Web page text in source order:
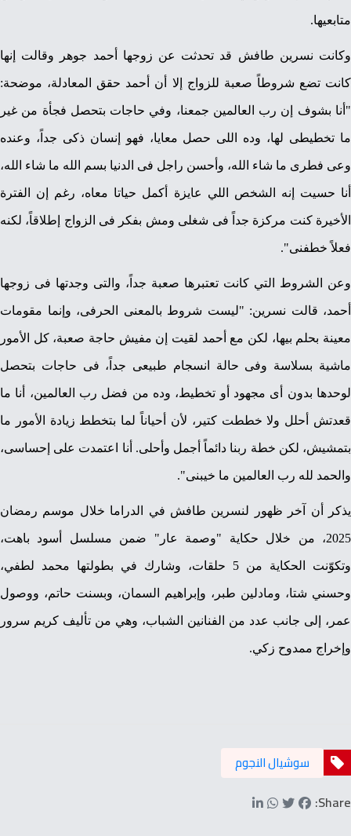
متابعيها.
وكانت نسرين طافش قد تحدثت عن زوجها أحمد جوهر وقالت إنها
كانت تضع شروطاً صعبة للزواج إلا أن أحمد حقق المعادلة، موضحة:
"أنا بشوف إن رب العالمين جمعنا، وفي حاجات بتحصل فجأة من غير
ما تخطيطى لها، وده اللى حصل معايا، فهو إنسان ذكى جداً، وعنده
وعى فطرى ما شاء الله، وأحسن راجل فى الدنيا بسم الله ما شاء الله،
أنا حسيت إنه الشخص اللي عايزة أكمل حياتا معاه، رغم إن الفترة
الأخيرة كنت مركزة جداً فى شغلى ومش بفكر فى الزواج إطلاقاً، لكنه
فعلاً خطفنى".
وعن الشروط التي كانت تعتبرها صعبة جداً، والتى وجدتها فى زوجها
أحمد، قالت نسرين: "ليست شروط بالمعنى الحرفى، وإنما مقومات
معينة بحلم بيها، لكن مع أحمد لقيت إن مفيش حاجة صعبة، كل الأمور
ماشية بسلاسة وفى حالة انسجام طبيعى جداً، فى حاجات بتحصل
لوحدها بدون أى مجهود أو تخطيط، وده من فضل رب العالمين، أنا ما
قعدتش أحلل ولا خططت كتير، لأن أحياناً لما بتخطط زيادة الأمور ما
بتمشيش، لكن خطة ربنا دائماً أجمل وأحلى. أنا اعتمدت على إحساسى،
والحمد لله رب العالمين ما خيبنى".
يذكر أن آخر ظهور لنسرين طافش في الدراما خلال موسم رمضان
2025، من خلال حكاية "وصمة عار" ضمن مسلسل أسود باهت،
وتكوّنت الحكاية من 5 حلقات، وشارك في بطولتها محمد لطفي،
وحسني شتا، ومادلين طبر، وإبراهيم السمان، وبسنت حاتم، ووصول
عمر، إلى جانب عدد من الفنانين الشباب، وهي من تأليف كريم سرور
وإخراج ممدوح زكي.
سوشيال النجوم
Share: